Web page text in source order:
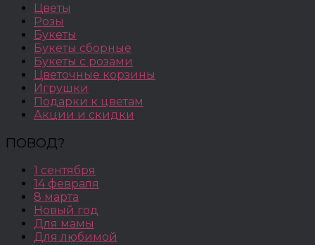
Цветы
Розы
Букеты
Букеты сборные
Букеты с розами
Цветочные корзины
Игрушки
Подарки к цветам
Акции и скидки
ПОВОД?
1 сентября
14 февраля
8 марта
Новый год
Для мамы
Для любимой